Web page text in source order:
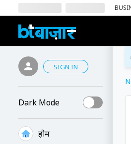
SIGN IN
Dark Mode
होम